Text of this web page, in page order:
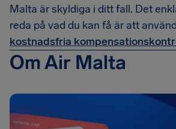
Malta är skyldiga i ditt fall. Det
reda på vad du kan få är att
kostnadsfria
Om Air Malta